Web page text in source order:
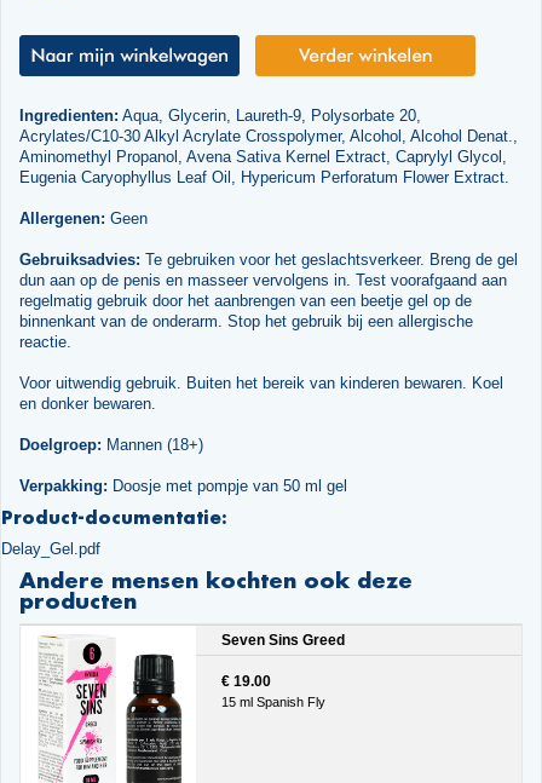
Ingredienten: Aqua, Glycerin, Laureth-9, Polysorbate 20,
Acrylates/C10-30 Alkyl Acrylate Crosspolymer, Alcohol, Alcohol Denat.,
Aminomethyl Propanol, Avena Sativa Kernel Extract, Caprylyl Glycol,
Eugenia Caryophyllus Leaf Oil, Hypericum Perforatum Flower Extract.
Allergenen: Geen
Gebruiksadvies: Te gebruiken voor het geslachtsverkeer. Breng de gel
dun aan op de penis en masseer vervolgens in. Test voorafgaand aan
regelmatig gebruik door het aanbrengen van een beetje gel op de
binnenkant van de onderarm. Stop het gebruik bij een allergische
reactie.
Voor uitwendig gebruik. Buiten het bereik van kinderen bewaren. Koel
en donker bewaren.
Doelgroep: Mannen (18+)
Verpakking: Doosje met pompje van 50 ml gel
Product-documentatie:
Delay_Gel.pdf
Andere mensen kochten ook deze
producten
Seven Sins Greed
€ 19.00
15 ml Spanish Fly